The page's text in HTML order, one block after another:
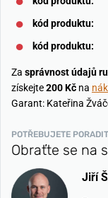
kód produktu:
kód produktu:
Za správnost údajů
získejte200 Kč na
Garant: Kateřina
POTŘEBUJETE
Obraťte se na
Jiří